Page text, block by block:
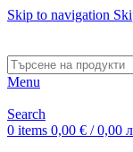
Skip to navigation
Menu
Search
0 items 0,00 € / 0,00